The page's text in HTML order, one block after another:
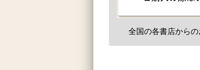
全国の各書店から